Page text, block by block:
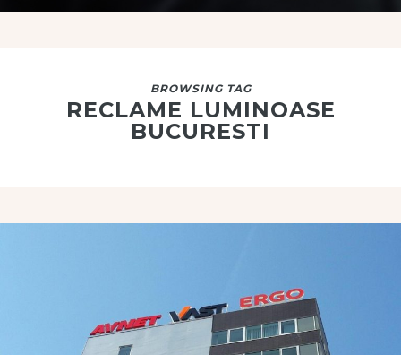
BROWSING TAG
RECLAME LUMINOASE
BUCURESTI